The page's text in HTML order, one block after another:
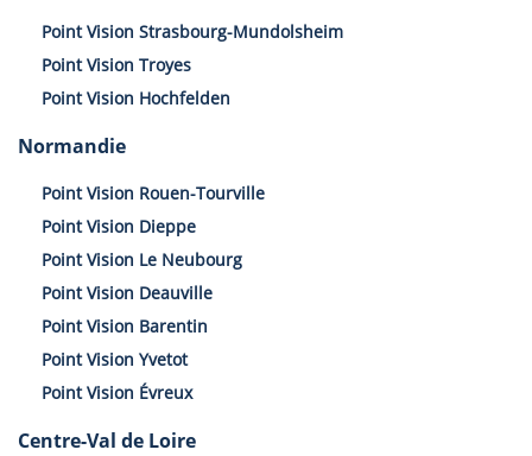
Point Vision Strasbourg-Mundolsheim
Point Vision Troyes
Point Vision Hochfelden
Normandie
Point Vision Rouen-Tourville
Point Vision Dieppe
Point Vision Le Neubourg
Point Vision Deauville
Point Vision Barentin
Point Vision Yvetot
Point Vision Évreux
Centre-Val de Loire